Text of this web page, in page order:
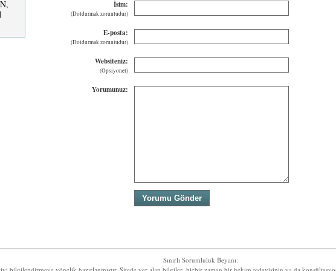
İsim:
(Doldurmak zorunludur)
E-posta:
(Doldurmak zorunludur)
Websiteniz:
(Opsiyonel)
Yorumunuz:
Sınırlı Sorumluluk Beyanı: